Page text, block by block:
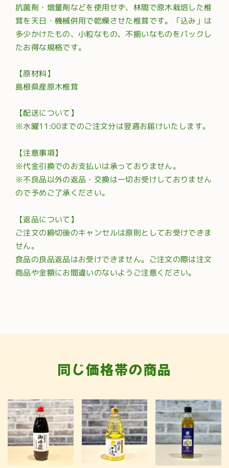
抗菌剤・増量剤などを使用せず、林間で原木栽培した椎
茸を天日・機械併用で乾燥させた椎茸です。「込み」は
多少かけたもの、小粒なもの、不揃いなものをパックし
たお得な規格です。
【原材料】
島根県産原木椎茸
【配送について】
※水曜11:00までのご注文分は翌週お届けいたします。
【注意事項】
※代金引換でのお支払いは承っておりません。
※不良品以外の返品・交換は一切お受けしておりません
ので予めご了承ください。
【返品について】
ご注文の締切後のキャンセルは原則としてお受けできま
せん。
食品の良品返品はお受けできません。ご注文の際は注文
商品や金額にお間違いのないようご注意ください。
同じ価格帯の商品